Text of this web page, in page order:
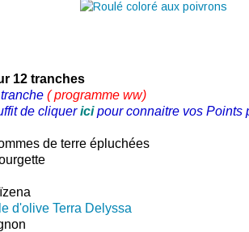
12 tranches
( programme ww)
de cliquer icipour connaitre vos Points
de terre épluchées
d'olive Terra Delyssa